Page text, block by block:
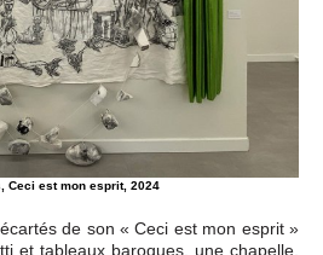
Ceci est mon esprit, 2024
de son « Ceci est mon esprit »
et tableaux baroques, une chapelle,